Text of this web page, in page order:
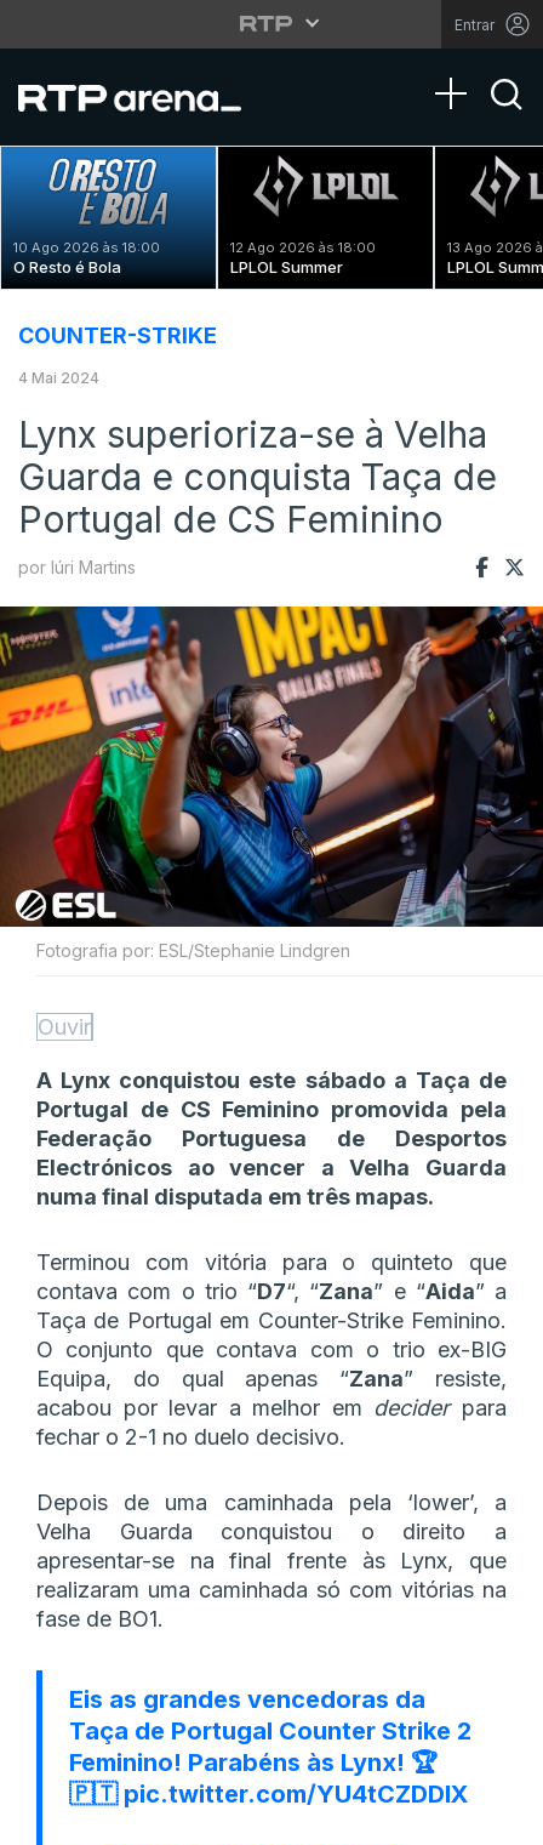
Entrar
Toggle
10 Ago 2026 às 18:00
O Resto é Bola
12 Ago 2026 às 18:00
LPLOL Summer
13 Ago 2026
LPLOL
COUNTER-STRIKE
4 Mai 2024
Lynx superioriza-se à Velha
Guarda e conquista Taça de
Portugal de CS Feminino
por Iúri Martins
Fotografia por: ESL/Stephanie Lindgren
Ouvir
A Lynx conquistou este sábado a Taça de
Portugal de CS Feminino promovida pela
Federação Portuguesa de Desportos
Electrónicos ao vencer a Velha Guarda
numa final disputada em três mapas.
Terminou com vitória para o quinteto que
contava com o trio “D7“, “Zana” e “Aida” a
Taça de Portugal em Counter-Strike Feminino.
O conjunto que contava com o trio ex-BIG
Equipa, do qual apenas “Zana” resiste,
acabou por levar a melhor em deciderpara
fechar o 2-1 no duelo decisivo.
Depois de uma caminhada pela ‘lower’, a
Velha Guarda conquistou o direito a
apresentar-se na final frente às Lynx, que
realizaram uma caminhada só com vitórias na
fase de BO1.
Eis as grandes vencedoras da
Taça de Portugal Counter Strike 2
Feminino! Parabéns às Lynx! 🏆
🇵🇹 pic.twitter.com/YU4tCZDDIX